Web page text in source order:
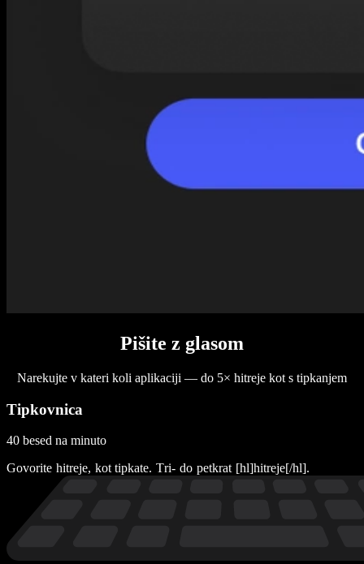
Pišite z glasom
Narekujte v kateri koli aplikaciji — do 5× hitreje kot s tipkanjem
Tipkovnica
40 besed na minuto
Govorite hitreje, kot tipkate. Tri- do petkrat [hl]hitreje[/hl].